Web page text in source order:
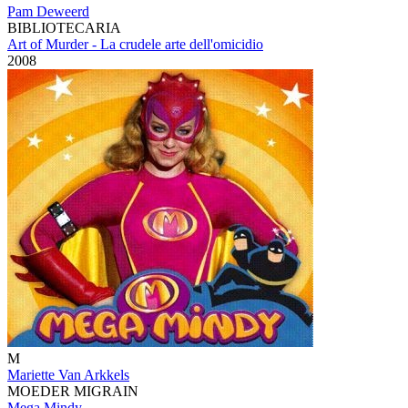
Pam Deweerd
BIBLIOTECARIA
Art of Murder - La crudele arte dell'omicidio
2008
M
Mariette Van Arkkels
MOEDER MIGRAIN